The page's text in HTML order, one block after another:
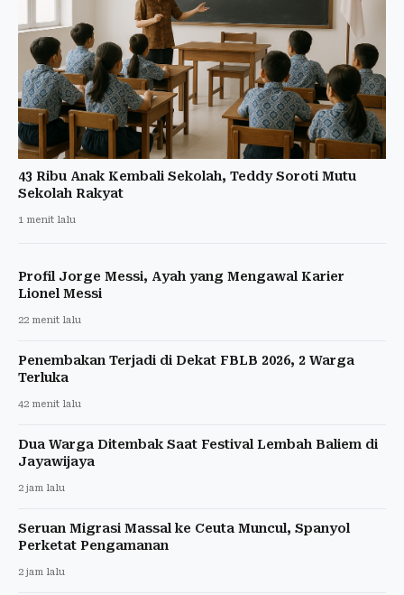
43 Ribu Anak Kembali Sekolah, Teddy Soroti Mutu
Sekolah Rakyat
1 menit lalu
Profil Jorge Messi, Ayah yang Mengawal Karier
Lionel Messi
22 menit lalu
Penembakan Terjadi di Dekat FBLB 2026, 2 Warga
Terluka
42 menit lalu
Dua Warga Ditembak Saat Festival Lembah Baliem di
Jayawijaya
2 jam lalu
Seruan Migrasi Massal ke Ceuta Muncul, Spanyol
Perketat Pengamanan
2 jam lalu